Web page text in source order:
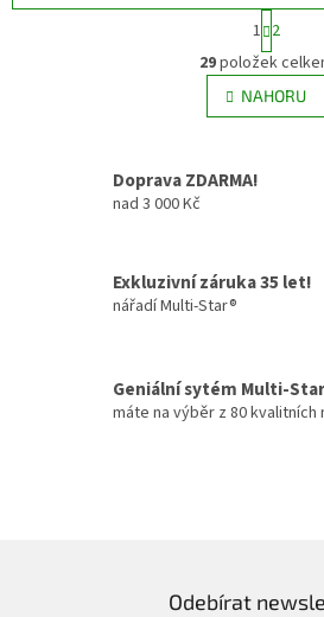
O
v
l
á
v
p
i
S
t
r
á
n
k
1 2
29položek
NAHORU
Doprava ZDARMA!
nad 3 000 Kč
Exkluzivní záruka 35 let!
nářadí Multi-Star®
Geniální sytém Multi-
máte na výběr z 80 kvalitních
Odebírat